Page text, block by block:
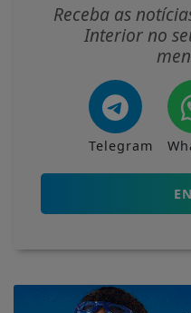
Receba as
Interior no
Telegram